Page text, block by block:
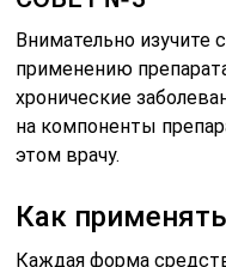
Внимательно изучите
применению
хронические
на компоненты
этом врачу.
Как
Каждая форма